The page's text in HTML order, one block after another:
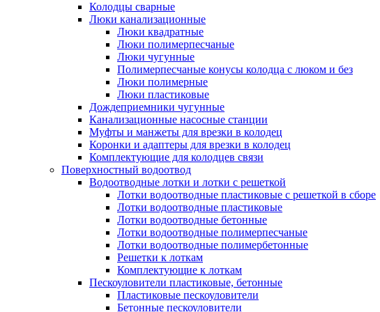
Колодцы сварные
Люки канализационные
Люки квадратные
Люки полимерпесчаные
Люки чугунные
Полимерпесчаные конусы колодца с люком и без
Люки полимерные
Люки пластиковые
Дождеприемники чугунные
Канализационные насосные станции
Муфты и манжеты для врезки в колодец
Коронки и адаптеры для врезки в колодец
Комплектующие для колодцев связи
Поверхностный водоотвод
Водоотводные лотки и лотки с решеткой
Лотки водоотводные пластиковые с решеткой в сборе
Лотки водоотводные пластиковые
Лотки водоотводные бетонные
Лотки водоотводные полимерпесчаные
Лотки водоотводные полимербетонные
Решетки к лоткам
Комплектующие к лоткам
Пескоуловители пластиковые, бетонные
Пластиковые пескоуловители
Бетонные пескоуловители